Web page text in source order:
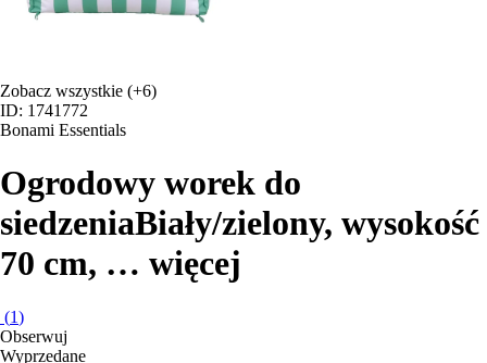
Zobacz wszystkie (+6)
ID: 1741772
Bonami Essentials
Ogrodowy worek do
siedzeniaBiały/zielony, wysokość
70 cm, … więcej
(1)
Obserwuj
Wyprzedane